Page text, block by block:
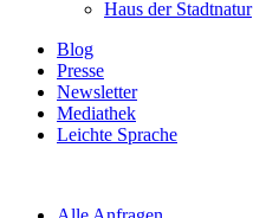
Haus der Stadtnatur
Blog
Presse
Newsletter
Mediathek
Leichte Sprache